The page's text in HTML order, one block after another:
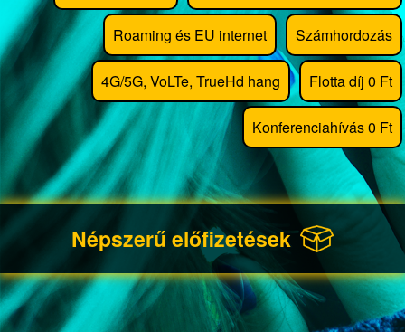
Roaming és EU internet Számhordozás
4G/5G, VoLTe, TrueHd hang Flotta díj 0 Ft
Konferenciahívás 0 Ft
Népszerű előfizetések